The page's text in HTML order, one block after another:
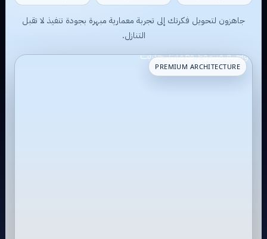
جاهزون لتحويل فكرتك إلى تجربة معمارية مبهرة بجودة تنفيذ لا تقبل
التنازل.
PREMIUM ARCHITECTURE